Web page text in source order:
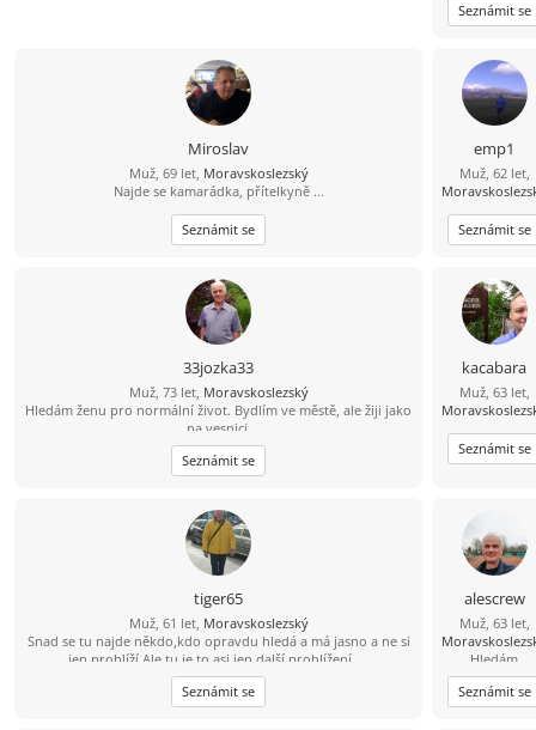
Seznámit se
Miroslav
Muž, 69 let, Moravskoslezský
Najde se kamarádka, přítelkyně ...
Seznámit se
emp1
Muž, 62 let,
Seznámit se
33jozka33
Muž, 73 let, Moravskoslezský
Hledám ženu pro normální život. Bydlím ve městě, ale žiji jako
na vesnici.
Seznámit se
kacabara
Muž, 63 let,
Seznámit se
tiger65
Muž, 61 let, Moravskoslezský
Snad se tu najde někdo,kdo opravdu hledá a má jasno a ne si
jen prohlíží.Ale tu je to asi jen další prohlížení.....
Seznámit se
alescrew
Muž, 63 let,
Hledám
příjemnou
pro krásné
chvíle ve
Seznámit se